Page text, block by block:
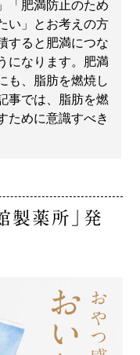
「肥満防止のため
い」とお考えの方
すると肥満につな
になります。肥満
も、脂肪を燃焼し
事では、脂肪を燃
ために意識すべき
製薬所」発